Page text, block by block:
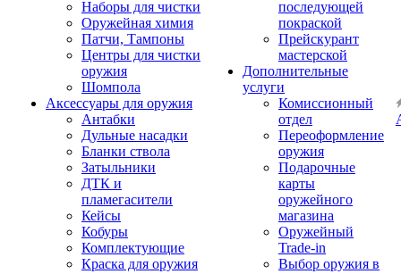
Наборы для чистки
Оружейная химия
Патчи, Тампоны
Центры для чистки
оружия
Шомпола
Аксессуары для оружия
Антабки
Дульные насадки
Бланки ствола
Затыльники
ДТК и
пламегасители
Кейсы
Кобуры
Комплектующие
Краска для оружия
последующей
покраской
Прейскурант
мастерской
Дополнительные
услуги
Комиссионный
отдел
Переоформление
оружия
Подарочные
карты
оружейного
магазина
Оружейный
Trade-in
Выбор оружия в